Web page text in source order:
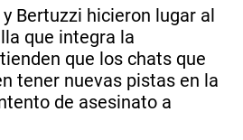
Bertuzzi hicieron lugar al
que integra la
que los chats que
tener nuevas pistas en la
de asesinato a